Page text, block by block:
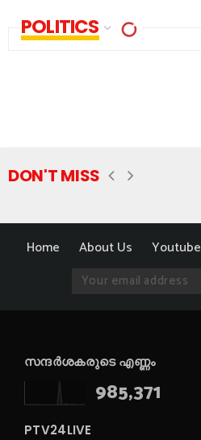
POLITICS
DON'T MISS
Home About Us Youtube
സന്ദർശകരുടെ എണ്ണം
985,371
PTV24LIVE